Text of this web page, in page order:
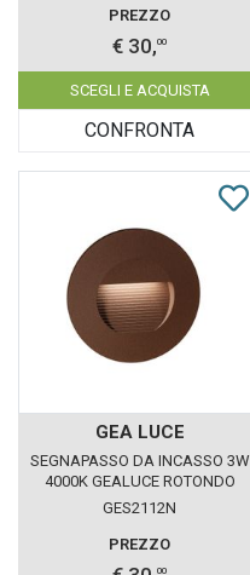
PREZZO
€ 30,00
SCEGLI E ACQUISTA
CONFRONTA
GEA LUCE
SEGNAPASSO DA INCASSO 3W
4000K GEALUCE ROTONDO
MARRONE IP65
GES2112N
PREZZO
00